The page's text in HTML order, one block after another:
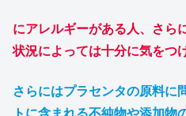
にアレルギーがある人、さら
状況によっては十分に気をつ
さらにはプラセンタの原料に
トに含まれる不純物や添加